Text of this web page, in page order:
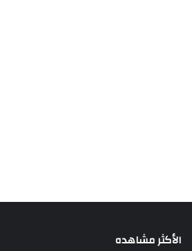
الأكثر مشاهده